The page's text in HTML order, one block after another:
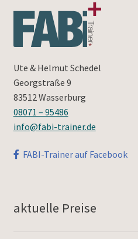
Ute & Helmut Schedel
Georgstraße 9
83512 Wasserburg
08071 – 95486
info@fabi-trainer.de
FABI-Trainer auf Facebook
aktuelle Preise